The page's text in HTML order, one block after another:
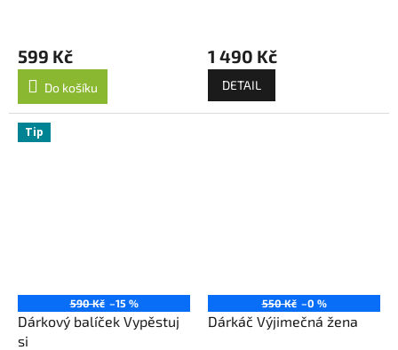
599 Kč
Do košíku
1 490 Kč
DETAIL
Tip
590 Kč –15 %
Dárkový balíček Vypěstuj
si
550 Kč –0 %
Dárkáč Výjimečná žena